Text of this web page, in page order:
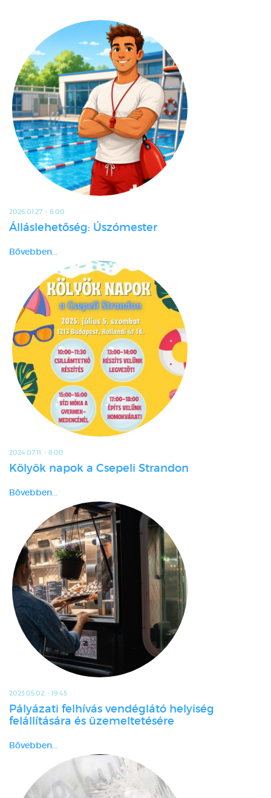
2026.01.27. - 8:00
Álláslehetőség: Úszómester
Bővebben...
2024.07.11. - 8:00
Kölyök napok a Csepeli Strandon
Bővebben...
2023.05.02. - 19:45
Pályázati felhívás vendéglátó helyiség
felállítására és üzemeltetésére
Bővebben...